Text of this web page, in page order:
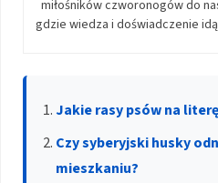
miłośników czworonogów do
gdzie wiedza i doświadczenie
Jakie rasy psów na
Czy syberyjski husky
mieszkaniu?